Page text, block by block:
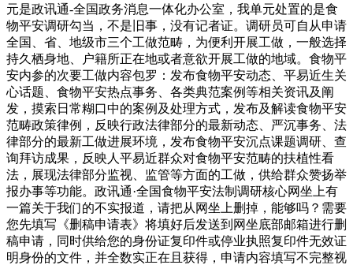
元是政讯通-全国政务消息一体化办公室，我单元处置的是食
物平安调研勾当，不是旧事，没有记者证。调研员可自从申请
全国、省、地级市三个工做范畴，为便利开展工做，一般选择
持久栖身地、户籍所正在地或者意欲开展工做的地域。食物平
安内参的次要工做内容包罗：发布食物平安动态、平易近生关
心话题、食物平安热点事务、各类典范案例等相关资讯及阐
发，摸索日常糊口中的案例及处理方式，发布及解读食物平安
范畴政策律例，反映行政法律部分的最新动态、严沉事务、法
律部分的最新工做进展环境，发布食物平安沉点课题调研、查
询拜访成果，反映人平易近群众对食物平安范畴的扶植性看
法，展现法律部分监视、监管等方面的工做，供给群众赞扬举
报办事等功能。政讯通·全国食物平安法制调研核心网坐上有
一篇关于我们的不实报道，请把从网坐上删掉，能够吗？需要
您先填写《删稿申请表》将填好后发送到网坐底部邮箱进行删
稿申请，同时供给您的身份证复印件或停业执照复印件无效证
明身份的文件，并全数实正在且获得，申请内容填写不完整视